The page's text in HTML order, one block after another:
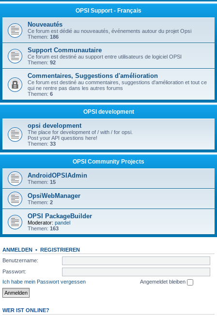
OPSI Support - Français
Nouveautés
Ce forum est dédié au nouveautés, événements autour du projet Opsi
Themen: 186
Support Communautaire
Ce forum est destiné au support entre utilisateurs de logiciel OPSI
Themen: 92
Commentaires, Suggestions d'amélioration
Ce forum est destiné au commentaires, suggestions d'amélioration et tout ce
qui ne rentre pas dans les autres forums
Themen: 6
OPSI development
opsi development
The place for development of / with / for opsi.
Post your API questions here!
Themen: 33
OPSI Community Projects
AndroidOPSIAdmin
Themen: 15
OpsiWebManager
Themen: 2
OPSI PackageBuilder
Moderator: pandel
Themen: 163
ANMELDEN • REGISTRIEREN
Benutzername:
Passwort:
Ich habe mein Passwort vergessen
Angemeldet bleiben
WER IST ONLINE?